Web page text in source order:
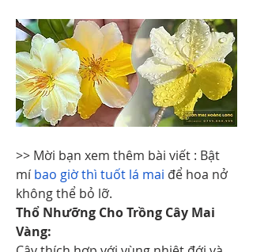
>> Mời bạn xem thêm bài viết : Bật
mí bao giờ thì tuốt lá mai để hoa nở
không thể bỏ lỡ.
Thổ Nhưỡng Cho Trồng Cây Mai
Vàng: